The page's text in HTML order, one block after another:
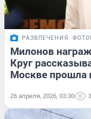
РАЗВЛЕЧЕНИЯ
Милонов
Круг
Москве прошла
26 апреля, 2026, 03:30